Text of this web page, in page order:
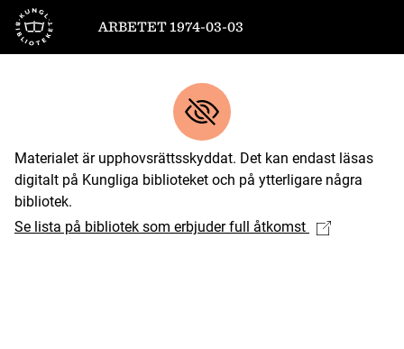
Till startsidan
ARBETET 1974-03-03
Materialet är upphovsrättsskyddat. Det kan endast läsas
digitalt på Kungliga biblioteket och på ytterligare några
bibliotek.
Se lista på bibliotek som erbjuder full åtkomst